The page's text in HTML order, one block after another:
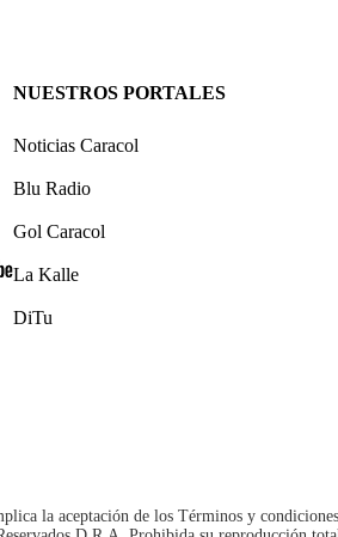
youtube-
NUESTROS PORTALES
Noticias Caracol
Blu Radio
Gol Caracol
La Kalle
DiTu
la aceptación de los Términos y condiciones